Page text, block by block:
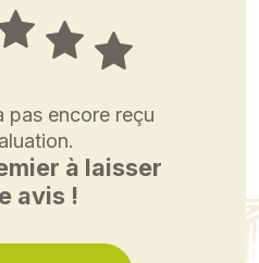
pas encore reçu
à laisser
avis !